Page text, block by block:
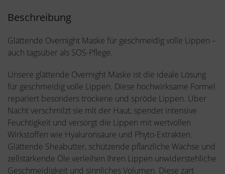
Beschreibung
Glättende Overnight Maske für geschmeidig volle Lippen –
auch tagsüber als SOS-Pflege.
Unsere glättende Overnight Maske ist die ideale Lösung
für geschmeidig volle Lippen. Diese hochwirksame Formel
repariert besonders trockene und spröde Lippen. Über
Nacht verschmilzt sie mit der Haut, spendet intensive
Feuchtigkeit und versorgt die Lippen mit wertvollen
Wirkstoffen wie Hyaluronsäure und Phyto-Extrakten.
Glättende Sheabutter, schützende pflanzliche Wachse und
zellstärkende Öle verleihen Ihren Lippen unwiderstehliche
Geschmeidigkeit und sinnliches Volumen. Diese zart